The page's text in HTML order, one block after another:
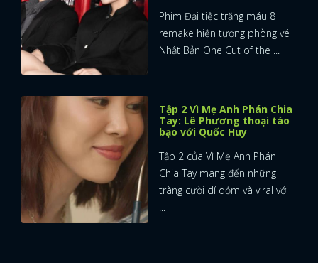
Phim Đại tiệc trăng máu 8
remake hiện tượng phòng vé
Nhật Bản One Cut of the ...
Tập 2 Vì Mẹ Anh Phán Chia
Tay: Lê Phương thoại táo
bạo với Quốc Huy
Tập 2 của Vì Mẹ Anh Phán
Chia Tay mang đến những
tràng cười dí dỏm và viral với
...